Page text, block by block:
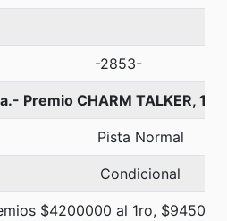
-2853-
Premio CHARM TALKER,
Pista Normal
Condicional
$4200000 al 1ro,